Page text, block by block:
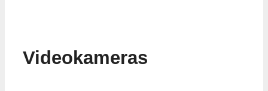
Videokameras